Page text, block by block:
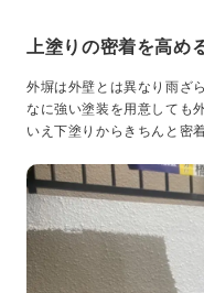
上塗りの密着を高め
外塀は外壁とは異なり雨ざ
なに強い塗装を用意しても
いえ下塗りからきちんと密